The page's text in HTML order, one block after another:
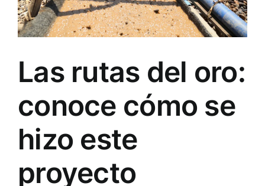
Las rutas del oro:
conoce cómo se
hizo este
proyecto